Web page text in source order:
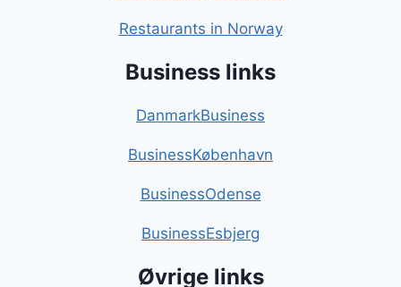
Restaurants in Norway
Business links
DanmarkBusiness
BusinessKøbenhavn
BusinessOdense
BusinessEsbjerg
Øvrige links